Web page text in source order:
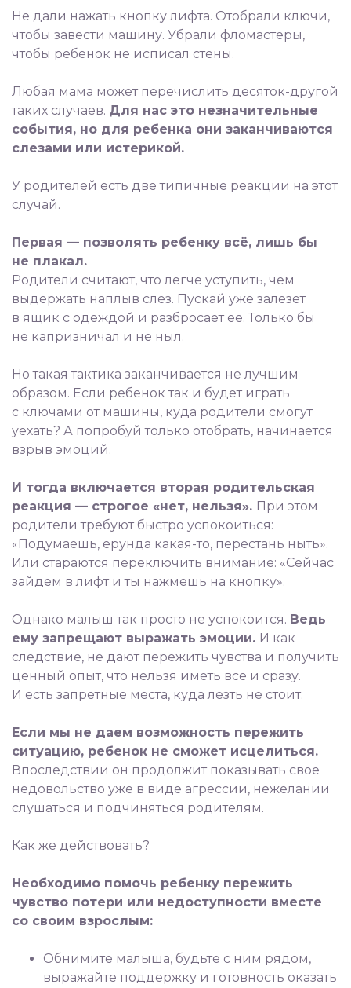
Не дали нажать кнопку лифта. Отобрали ключи,
чтобы завести машину. Убрали фломастеры,
чтобы ребенок не исписал стены.
Любая мама может перечислить десяток-другой
таких случаев. Для нас это незначительные
события, но для ребенка они заканчиваются
слезами или истерикой.
У родителей есть две типичные реакции на этот
случай.
Первая — позволять ребенку всё, лишь бы
не плакал.
Родители считают, что легче уступить, чем
выдержать наплыв слез. Пускай уже залезет
в ящик с одеждой и разбросает ее. Только бы
не капризничал и не ныл.
Но такая тактика заканчивается не лучшим
образом. Если ребенок так и будет играть
с ключами от машины, куда родители смогут
уехать? А попробуй только отобрать, начинается
взрыв эмоций.
И тогда включается вторая родительская
реакция — строгое «нет, нельзя». При этом
родители требуют быстро успокоиться:
«Подумаешь, ерунда какая-то, перестань ныть».
Или стараются переключить внимание: «Сейчас
зайдем в лифт и ты нажмешь на кнопку».
Однако малыш так просто не успокоится. Ведь
ему запрещают выражать эмоции. И как
следствие, не дают пережить чувства и получить
ценный опыт, что нельзя иметь всё и сразу.
И есть запретные места, куда лезть не стоит.
Если мы не даем возможность пережить
ситуацию, ребенок не сможет исцелиться.
Впоследствии он продолжит показывать свое
недовольство уже в виде агрессии, нежелании
слушаться и подчиняться родителям.
Как же действовать?
Необходимо помочь ребенку пережить
чувство потери или недоступности вместе
со своим взрослым:
Обнимите малыша, будьте с ним рядом,
выражайте поддержку и готовность оказать